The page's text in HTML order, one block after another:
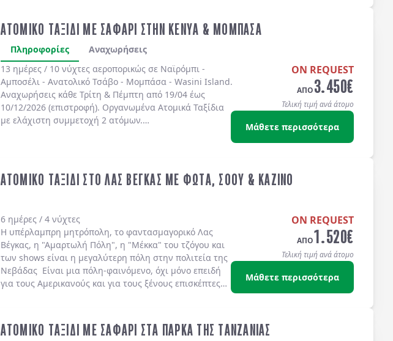
ΑΤΟΜΙΚΟ ΤΑΞΙΔΙ ΜΕ ΣΑΦΑΡΙ ΣΤΗΝ ΚΕΝΥΑ & ΜΟΜΠΑΣΑ
Πληροφορίες
Αναχωρήσεις
13 ημέρες / 10 νύχτες αεροπορικώς σε Ναϊρόμπι -
Αμποσέλι - Ανατολικό Τσάβο - Μομπάσα - Wasini Island.
Αναχωρήσεις κάθε Τρίτη & Πέμπτη από 19/04 έως
10/12/2026 (επιστροφή). Οργανωμένα Ατομικά Ταξίδια
με ελάχιστη συμμετοχή 2 ατόμων.
ON REQUEST
ΑΠΟ3.450€
Τελική τιμή ανά άτομο
Μάθετε περισσότερα
ΑΤΟΜΙΚΟ ΤΑΞΙΔΙ ΣΤΟ ΛΑΣ ΒΕΓΚΑΣ ΜΕ ΦΩΤΑ, ΣΟΟΥ & ΚΑΖΙΝΟ
6 ημέρες / 4 νύχτες
Η υπέρλαμπρη μητρόπολη, το φαντασμαγορικό Λας
Βέγκας, η "Αμαρτωλή Πόλη", η "Μέκκα" του τζόγου και
των shows είναι η μεγαλύτερη πόλη στην πολιτεία της
Νεβάδας Είναι μια πόλη-φαινόμενο, όχι μόνο επειδή
για τους Αμερικανούς και για τους ξένους επισκέπτες
του 20ού αιώνα δεν υπήρχε καν και μέχρι το 1931 -
όταν λειτούργησε εκεί το πρώτο καζίνο. Στις αρχές του
ON REQUEST
ΑΠΟ1.520€
Τελική τιμή ανά άτομο
Μάθετε περισσότερα
ΑΤΟΜΙΚΟ ΤΑΞΙΔΙ ΜΕ ΣΑΦΑΡΙ ΣΤΑ ΠΑΡΚΑ ΤΗΣ ΤΑΝΖΑΝΙΑΣ